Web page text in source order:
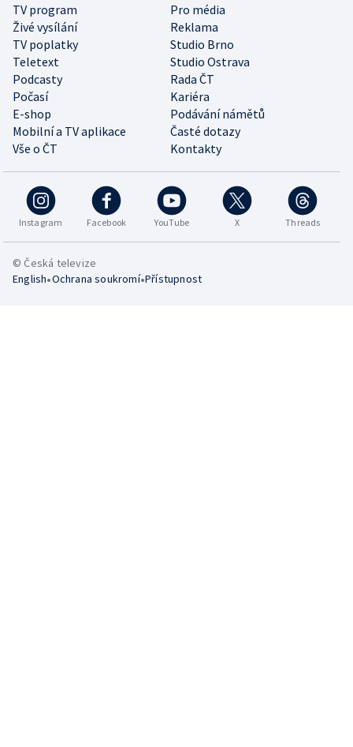
TV program
Pro média
Živé vysílání
Reklama
TV poplatky
Studio Brno
Teletext
Studio Ostrava
Podcasty
Rada ČT
Počasí
Kariéra
E-shop
Podávání námětů
Mobilní a TV aplikace
Časté dotazy
Vše o ČT
Kontakty
Instagram Facebook YouTube X Threads
© Česká televize
English•Ochrana soukromí•Přístupnost